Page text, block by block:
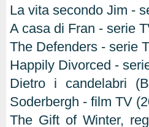
La vita secondo Jim -
A casa di Fran - serie
The Defenders - serie
Happily Divorced -
Dietro i candelabri
Soderbergh - film TV
The Gift of Winter,